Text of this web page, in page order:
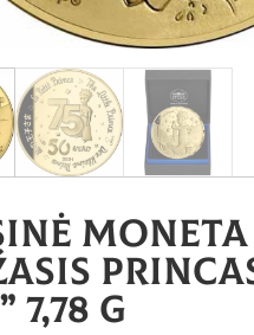
moneta
7,78 g